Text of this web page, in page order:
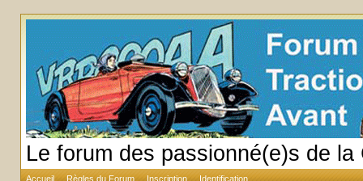
Le forum des passionné(e)s de
Accueil Règles du Forum Inscription Identification